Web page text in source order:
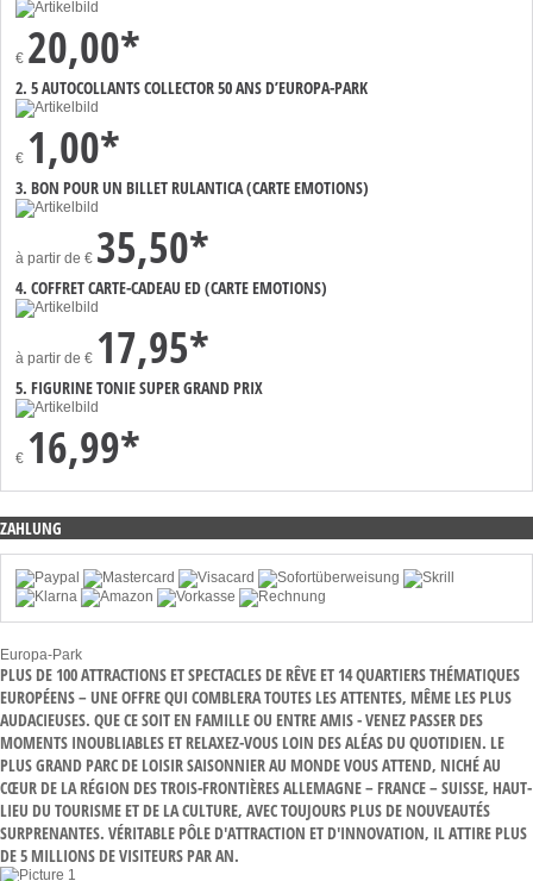
€ 20,00*
2. 5 AUTOCOLLANTS COLLECTOR 50 ANS D’EUROPA-PARK
€ 1,00*
3. BON POUR UN BILLET RULANTICA (CARTE EMOTIONS)
à partir de € 35,50*
4. COFFRET CARTE-CADEAU ED (CARTE EMOTIONS)
à partir de € 17,95*
5. FIGURINE TONIE SUPER GRAND PRIX
€ 16,99*
ZAHLUNG
Europa-Park
PLUS DE 100 ATTRACTIONS ET SPECTACLES DE RÊVE ET 14 QUARTIERS THÉMATIQUES
EUROPÉENS – UNE OFFRE QUI COMBLERA TOUTES LES ATTENTES, MÊME LES PLUS
AUDACIEUSES. QUE CE SOIT EN FAMILLE OU ENTRE AMIS - VENEZ PASSER DES
MOMENTS INOUBLIABLES ET RELAXEZ-VOUS LOIN DES ALÉAS DU QUOTIDIEN. LE
PLUS GRAND PARC DE LOISIR SAISONNIER AU MONDE VOUS ATTEND, NICHÉ AU
CŒUR DE LA RÉGION DES TROIS-FRONTIÈRES ALLEMAGNE – FRANCE – SUISSE, HAUT-
LIEU DU TOURISME ET DE LA CULTURE, AVEC TOUJOURS PLUS DE NOUVEAUTÉS
SURPRENANTES. VÉRITABLE PÔLE D'ATTRACTION ET D'INNOVATION, IL ATTIRE PLUS
DE 5 MILLIONS DE VISITEURS PAR AN.